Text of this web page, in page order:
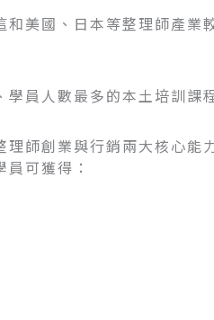
美國、日本等整理師產業
員人數最多的本土培訓課
師創業與行銷兩大核心能
員可獲得：